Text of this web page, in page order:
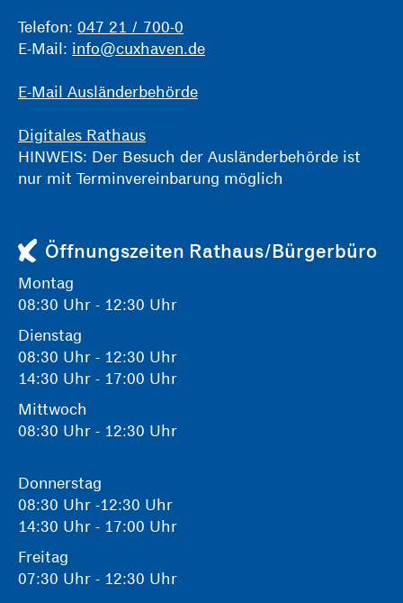
Telefon: 047 21 / 700-0
E-Mail: info@cuxhaven.de
E-Mail Ausländerbehörde
Digitales Rathaus
HINWEIS: Der Besuch der Ausländerbehörde ist
nur mit Terminvereinbarung möglich
Öffnungszeiten Rathaus/Bürgerbüro
Montag
08:30 Uhr - 12:30 Uhr
Dienstag
08:30 Uhr - 12:30 Uhr
14:30 Uhr - 17:00 Uhr
Mittwoch
08:30 Uhr - 12:30 Uhr
Donnerstag
08:30 Uhr -12:30 Uhr
14:30 Uhr - 17:00 Uhr
Freitag
07:30 Uhr - 12:30 Uhr